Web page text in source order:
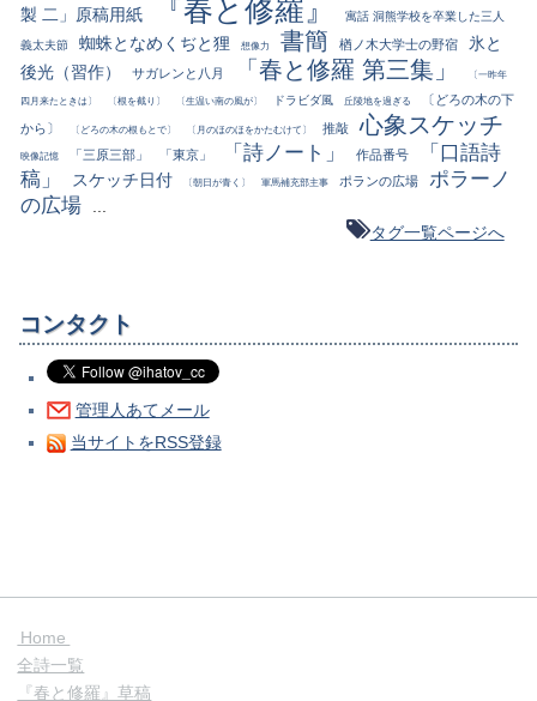
製 二」原稿用紙
『春と修羅』 寓話 洞熊学校を卒業した三人
義太夫節 蜘蛛となめくぢと狸 想像力 書簡 楢ノ木大学士の野宿
氷と
後光（習作）
サガレンと八月 「春と修羅 第三集」 〔一昨年
四月来たときは〕 〔根を截り〕 〔生温い南の風が〕 ドラビダ風 丘陵地を過ぎる
〔どろの木の下
から〕
〔どろの木の根もとで〕 〔月のほのほをかたむけて〕 推敲 心象スケッチ
映像記憶 「三原三部」 「東京」 「詩ノート」 作品番号
「口語詩
稿」
スケッチ日付 〔朝日が青く〕 軍馬補充部主事 ポランの広場
ポラーノ
の広場
タグ一覧ページへ
コンタクト
管理人あてメール
当サイトをRSS登録
Home
全詩一覧
『春と修羅』草稿